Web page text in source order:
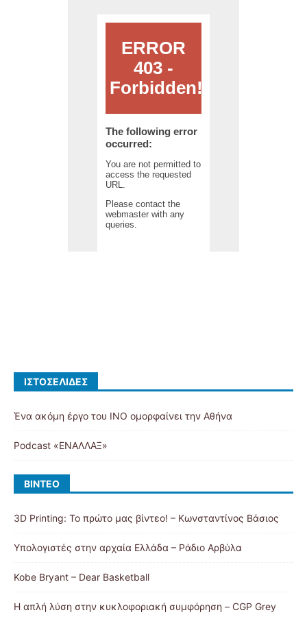
ΙΣΤΟΣΕΛΊΔΕΣ
Ένα ακόμη έργο του ΙΝΟ ομορφαίνει την Αθήνα
Podcast «ΕΝΑΛΛΑΞ»
ΒΊΝΤΕΟ
3D Printing: Το πρώτο μας βίντεο! – Κωνσταντίνος Βάσιος
Υπολογιστές στην αρχαία Ελλάδα – Ράδιο Αρβύλα
Kobe Bryant – Dear Basketball
Η απλή λύση στην κυκλοφοριακή συμφόρηση – CGP Grey